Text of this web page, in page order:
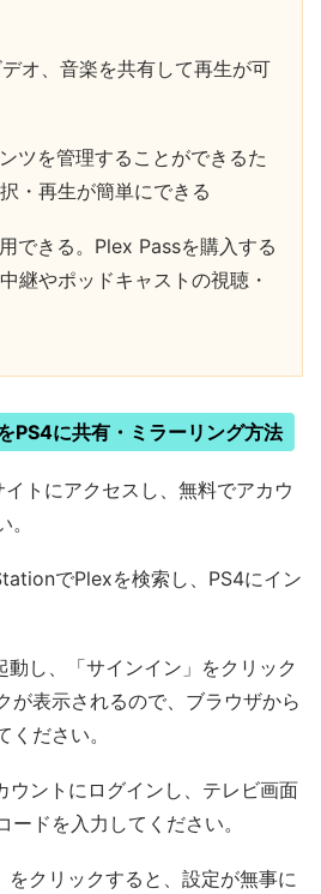
オ、音楽を共有して再生が可
ツを管理することができるた
・再生が簡単にできる
できる。Plex Passを購入する
継やポッドキャストの視聴・
に共有・ミラーリング方法
トにアクセスし、無料でアカウ
でPlexを検索し、PS4にイン
動し、「サインイン」をクリック
が表示されるので、ブラウザから
ください。
ウントにログインし、テレビ画面
ドを入力してください。
をクリックすると、設定が無事に